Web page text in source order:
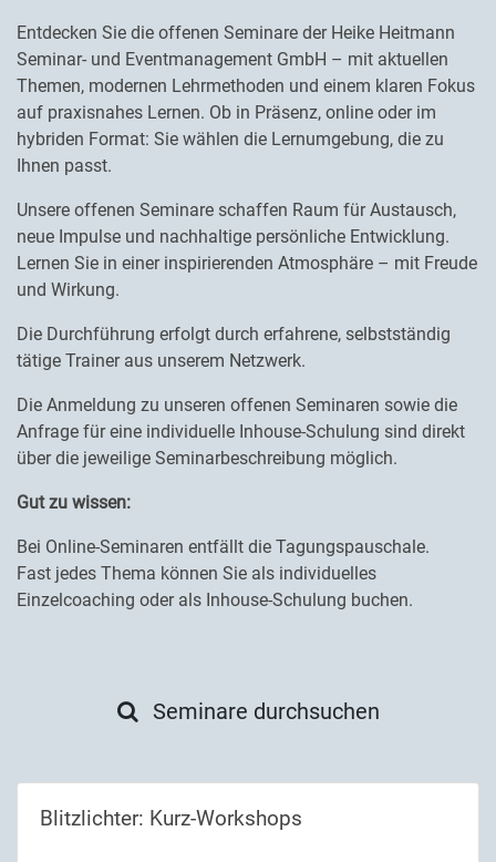
Entdecken Sie die offenen Seminare der Heike Heitmann
Seminar- und Eventmanagement GmbH – mit aktuellen
Themen, modernen Lehrmethoden und einem klaren Fokus
auf praxisnahes Lernen. Ob in Präsenz, online oder im
hybriden Format: Sie wählen die Lernumgebung, die zu
Ihnen passt.
Unsere offenen Seminare schaffen Raum für Austausch,
neue Impulse und nachhaltige persönliche Entwicklung.
Lernen Sie in einer inspirierenden Atmosphäre – mit Freude
und Wirkung.
Die Durchführung erfolgt durch erfahrene, selbstständig
tätige Trainer aus unserem Netzwerk.
Die Anmeldung zu unseren offenen Seminaren sowie die
Anfrage für eine individuelle Inhouse-Schulung sind direkt
über die jeweilige Seminarbeschreibung möglich.
Gut zu wissen:
Bei Online-Seminaren entfällt die Tagungspauschale.
Fast jedes Thema können Sie als individuelles
Einzelcoaching oder als Inhouse-Schulung buchen.
Seminare durchsuchen
Blitzlichter: Kurz-Workshops